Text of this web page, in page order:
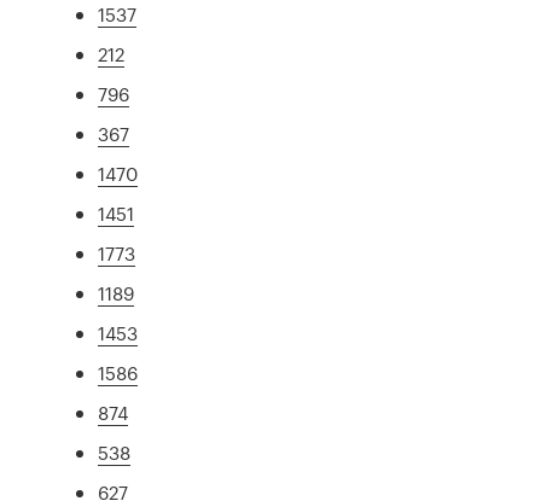
1537
212
796
367
1470
1451
1773
1189
1453
1586
874
538
627